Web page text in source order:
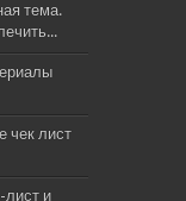
тема.
чек лист
лист и